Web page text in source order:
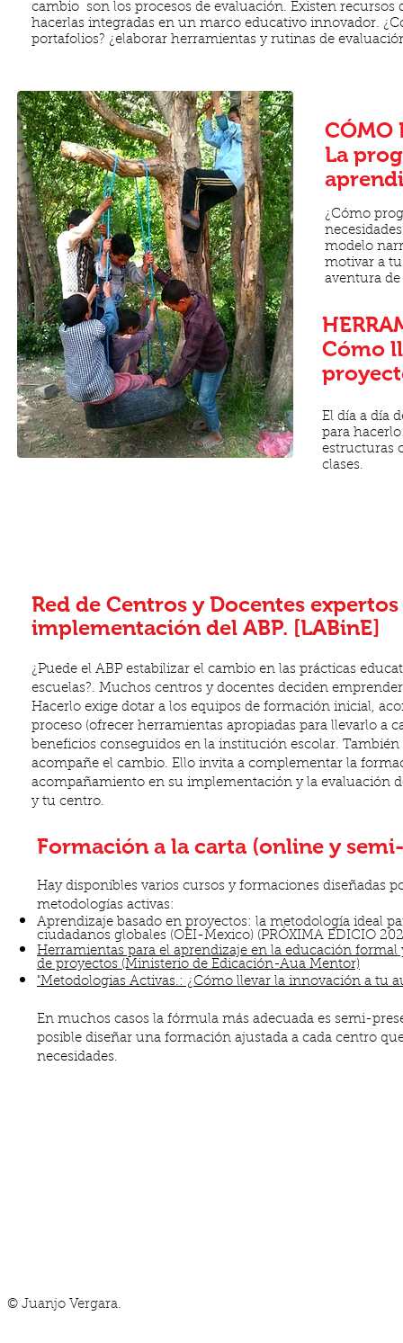
cambio son los procesos de evaluación. Existen recursos
hacerlas integradas en un marco educativo innovador.
portafolios? ¿elaborar herramientas y rutinas de
CÓMO
La
¿Cómo
modelo
motivar a
aventura
Cómo
El día a día
para
estructuras
clases.
Red de Centros y Docentes
implementación del ABP. [LABinE]
¿Puede el ABP estabilizar el cambio en las prácticas
escuelas?. Muchos centros y docentes deciden
Hacerlo exige dotar a los equipos de formación inicial,
proceso (ofrecer herramientas apropiadas para llevarlo a
beneficios conseguidos en la institución escolar.
acompañe el cambio. Ello invita a complementar la
acompañamiento en su implementación y la evaluación
y tu centro.
Formación a la carta (online y
Hay disponibles varios cursos y formaciones diseñadas
metodologías activas:
Aprendizaje basado en proyectos: la metodología ideal
ciudadanos globales (OEI-Mexico) (PRÓXIMA EDICIO
Herramientas para el aprendizaje en la educación
de proyectos (Ministerio de Edicación-Aua Mentor)
"Metodologias Activas.: ¿Cómo llevar la innovación a tu
En muchos casos la fórmula más adecuada es semi-
posible diseñar una formación ajustada a cada centro
necesidades.
© Juanjo Vergara.